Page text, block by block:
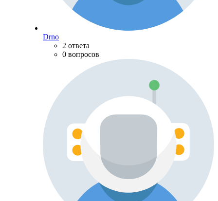
Drno
2 ответа
0 вопросов